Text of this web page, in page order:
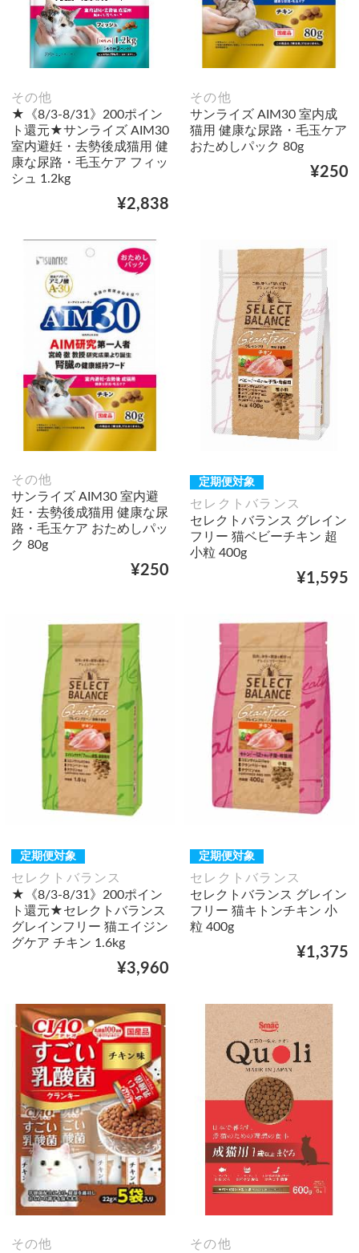
その他
★《8/3-8/31》200ポイン
ト還元★サンライズ AIM30
室内避妊・去勢後成猫用 健
康な尿路・毛玉ケア フィッ
シュ 1.2kg
¥2,838
その他
サンライズ AIM30 室内成
猫用 健康な尿路・毛玉ケア
おためしパック 80g
¥250
その他
サンライズ AIM30 室内避
妊・去勢後成猫用 健康な尿
路・毛玉ケア おためしパッ
ク 80g
¥250
定期便対象
セレクトバランス
セレクトバランス グレイン
フリー 猫ベビーチキン 超
小粒 400g
¥1,595
定期便対象
セレクトバランス
★《8/3-8/31》200ポイン
ト還元★セレクトバランス
グレインフリー 猫エイジン
グケア チキン 1.6kg
¥3,960
定期便対象
セレクトバランス
セレクトバランス グレイン
フリー 猫キトンチキン 小
粒 400g
¥1,375
その他
その他